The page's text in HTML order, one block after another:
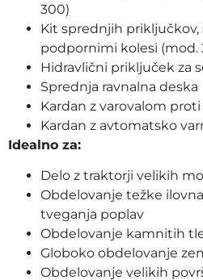
300)
Kit sprednjih
podpornimi kolesi (mod.
Hidravlični priključek za
Sprednja ravnalna deska
Kardan z varovalom
Kardan z avtomatsko
Idealno za:
Delo z traktorji velikih
Obdelovanje težke
tveganja poplav
Obdelovanje kamnitih
Globoko obdelovanje
Obdelovanje velikih